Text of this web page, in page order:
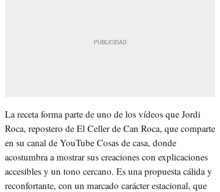
La receta forma parte de uno de los vídeos que Jordi
Roca, repostero de El Celler de Can Roca, que comparte
en su canal de YouTube Cosas de casa, donde
acostumbra a mostrar sus creaciones con explicaciones
accesibles y un tono cercano. Es una propuesta cálida y
reconfortante, con un marcado carácter estacional, que